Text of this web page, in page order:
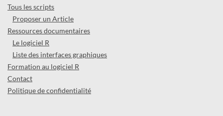
Tous les scripts
Proposer un Article
Ressources documentaires
Le logiciel R
Liste des interfaces graphiques
Formation au logiciel R
Contact
Politique de confidentialité